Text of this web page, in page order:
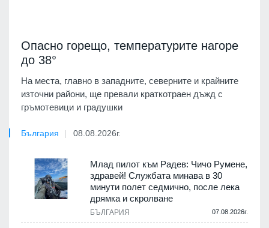
Опасно горещо, температурите нагоре
до 38°
На места, главно в западните, северните и крайните
източни райони, ще превали краткотраен дъжд с
гръмотевици и градушки
България 08.08.2026г.
Млад пилот към Радев: Чичо Румене,
здравей! Службата минава в 30
минути полет седмично, после лека
дрямка и скролване
БЪЛГАРИЯ 07.08.2026г.